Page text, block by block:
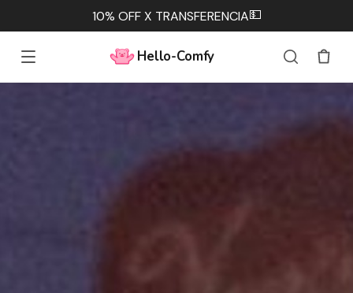
10% OFF X TRANSFERENCIA💵
Hello-Comfy